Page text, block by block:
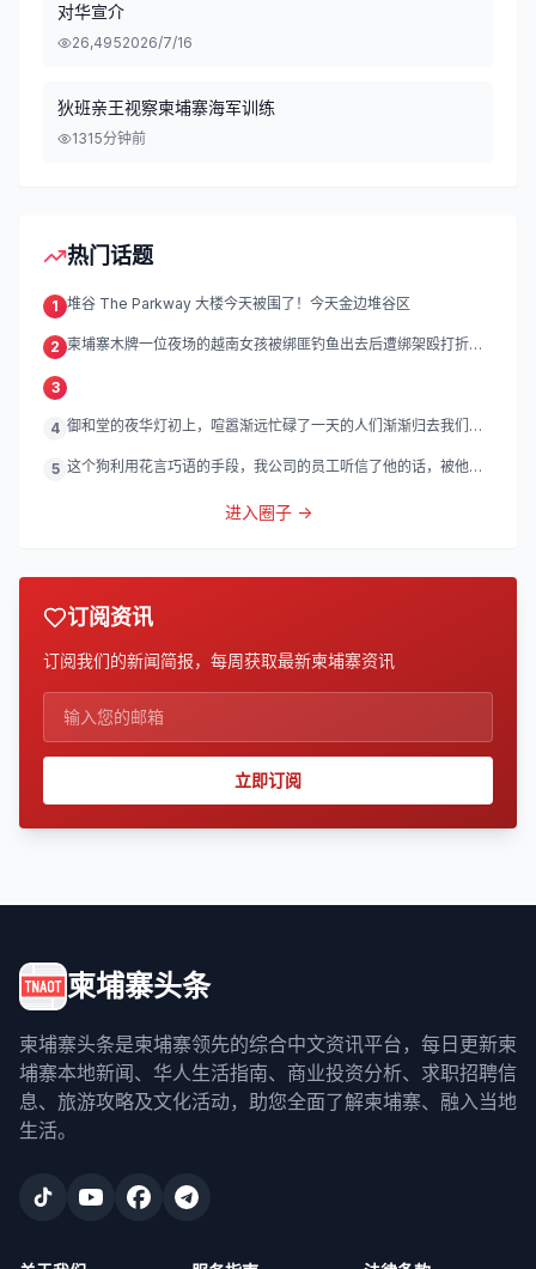
对华宣介
26,4952026/7/16
狄班亲王视察柬埔寨海军训练
1315分钟前
热门话题
1 堆谷 The Parkway 大楼今天被围了！今天金边堆谷区
2 柬埔寨木牌一位夜场的越南女孩被绑匪钓鱼出去后遭绑架殴打折
3
4 御和堂的夜华灯初上，喧嚣渐远忙碌了一天的人们渐渐归去我们的
5 这个狗利用花言巧语的手段，我公司的员工听信了他的话，被他带
进入圈子 →
订阅资讯
订阅我们的新闻简报，每周获取最新柬埔寨资讯
立即订阅
柬埔寨头条
柬埔寨头条是柬埔寨领先的综合中文资讯平台，每日更新柬
埔寨本地新闻、华人生活指南、商业投资分析、求职招聘信
息、旅游攻略及文化活动，助您全面了解柬埔寨、融入当地
生活。